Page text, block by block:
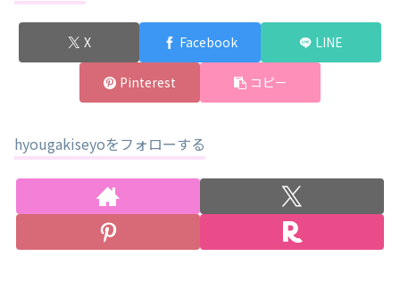
X Facebook LINE
Pinterest コピー
hyougakiseyoをフォローする